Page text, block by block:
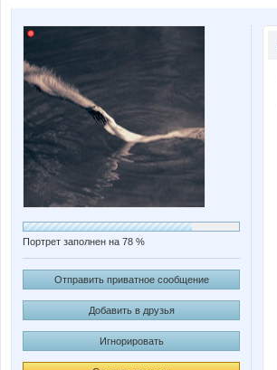
Портрет заполнен на 78 %
Отправить приватное сообщение
Добавить в друзья
Игнорировать